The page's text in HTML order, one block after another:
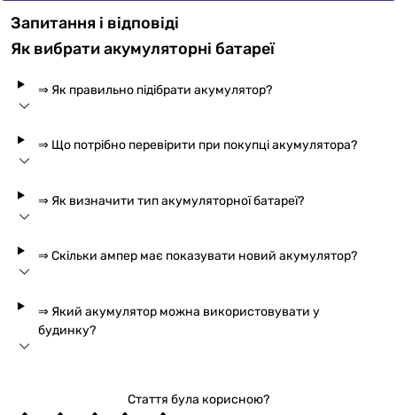
Запитання і відповіді
Як вибрати акумуляторні батареї
⇒ Як правильно підібрати акумулятор?
⇒ Що потрібно перевірити при покупці акумулятора?
⇒ Як визначити тип акумуляторної батареї?
⇒ Скільки ампер має показувати новий акумулятор?
⇒ Який акумулятор можна використовувати у
будинку?
Стаття була корисною?